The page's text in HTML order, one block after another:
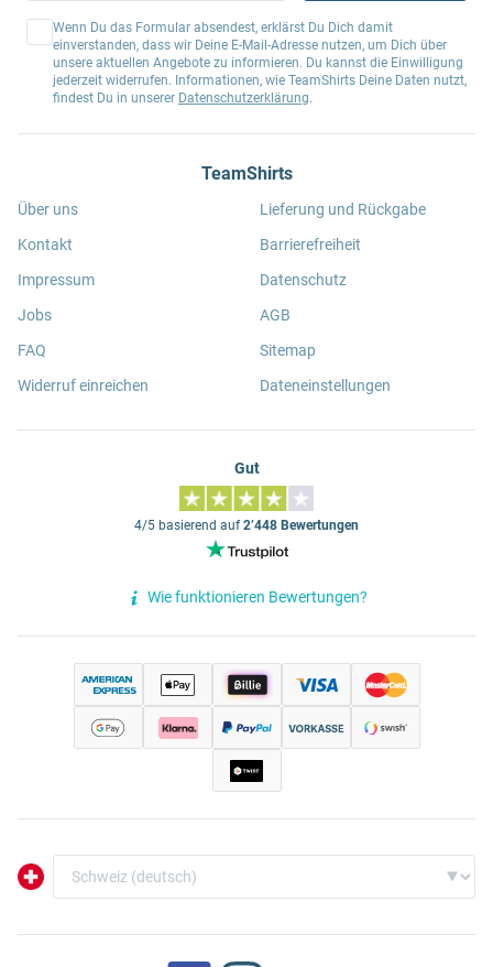
Wenn Du das Formular absendest, erklärst Du Dich damit
einverstanden, dass wir Deine E-Mail-Adresse nutzen, um Dich über
unsere aktuellen Angebote zu informieren. Du kannst die Einwilligung
jederzeit widerrufen. Informationen, wie TeamShirts Deine Daten nutzt,
findest Du in unserer Datenschutzerklärung.
TeamShirts
Über uns
Kontakt
Impressum
Jobs
FAQ
Widerruf einreichen
Lieferung und Rückgabe
Barrierefreiheit
Datenschutz
AGB
Sitemap
Dateneinstellungen
Gut
4/5 basierend auf2’448 Bewertungen
Wie funktionieren Bewertungen?